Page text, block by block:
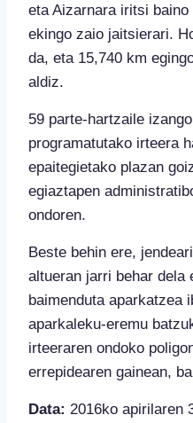
eta Aizarnara iritsi
ekingo zaio jaitsierari.
da, eta 15,740 km
aldiz.
59 parte-hartzaile
programatutako irteera
epaitegietako plazan
egiaztapen
ondoren.
Beste behin ere,
altueran jarri behar dela
baimenduta aparkatzea
aparkaleku-eremu
irteeraren ondoko
errepidearen gainean,
Data: 2016ko apirilaren